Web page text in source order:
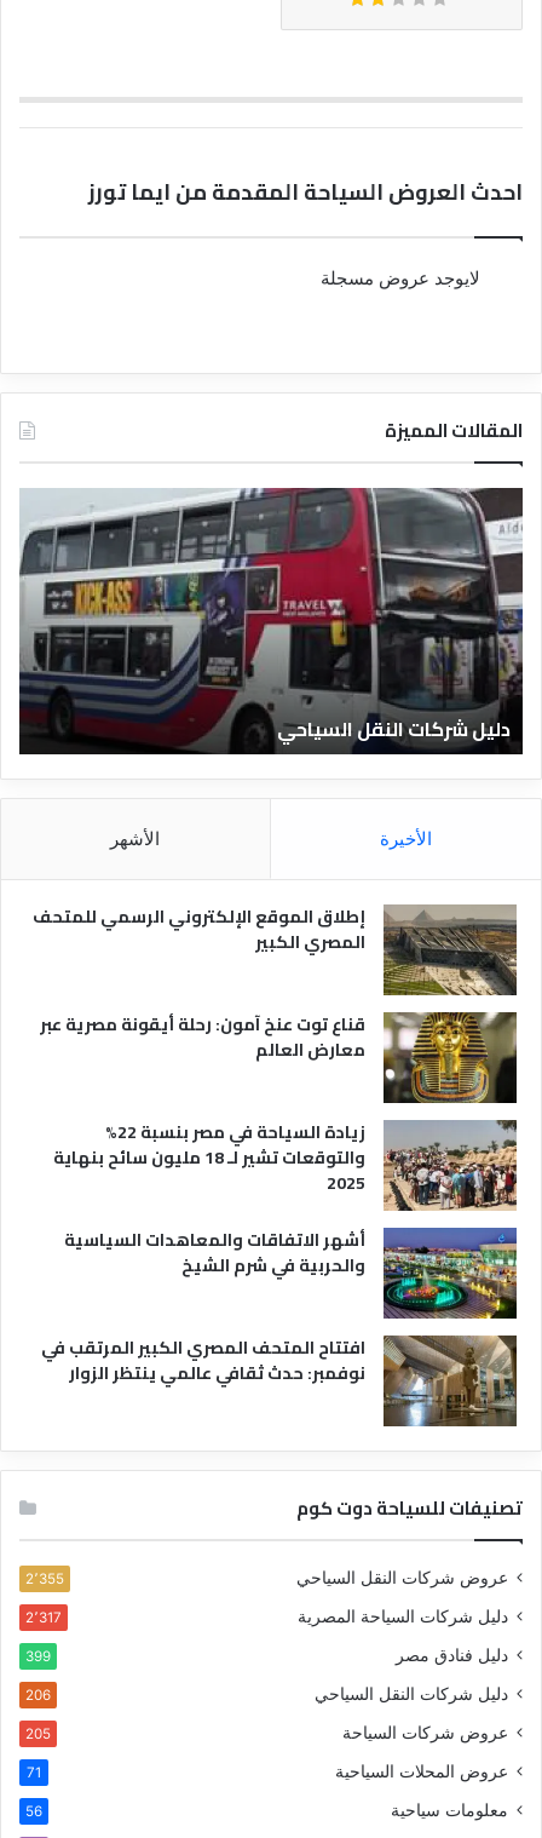
احدث العروض السياحة المقدمة من ايما تورز
لايوجد عروض مسجلة
المقالات المميزة
ل
ي
ش
ر
ك
ا
ت
ل
ن
ق
ل
س
ح
ي
دليل شركات النقل السياحي
ا
ر
الأخيرة الأشهر
إطلاق الموقع الإلكتروني الرسمي للمتحف
المصري الكبير
قناع توت عنخ آمون: رحلة أيقونة مصرية عبر
معارض العالم
زيادة السياحة في مصر بنسبة 22%
والتوقعات تشير لـ 18 مليون سائح بنهاية
2025
أشهر الاتفاقات والمعاهدات السياسية
والحربية في شرم الشيخ
افتتاح المتحف المصري الكبير المرتقب في
نوفمبر: حدث ثقافي عالمي ينتظر الزوار
تصنيفات للسياحة دوت كوم
عروض شركات النقل السياحي 2٬355
دليل شركات السياحة المصرية 2٬317
دليل فنادق مصر 399
دليل شركات النقل السياحي 206
عروض شركات السياحة 205
عروض المحلات السياحية 71
معلومات سياحية 56